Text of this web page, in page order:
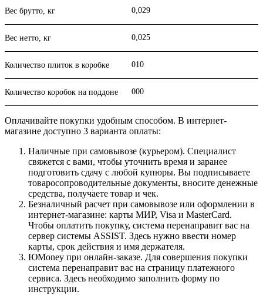
Вес брутто, кг 0,029
Вес нетто, кг 0,025
Количество плиток в коробке 010
Количество коробок на поддоне 000
Оплачивайте покупки удобным способом. В интернет-
магазине доступно 3 варианта оплаты:
Наличные при самовывозе (курьером). Специалист
свяжется с вами, чтобы уточнить время и заранее
подготовить сдачу с любой купюры. Вы подписываете
товаросопроводительные документы, вносите денежные
средства, получаете товар и чек.
Безналичный расчет при самовывозе или оформлении в
интернет-магазине: карты МИР, Visa и MasterCard.
Чтобы оплатить покупку, система перенаправит вас на
сервер системы ASSIST. Здесь нужно ввести номер
карты, срок действия и имя держателя.
ЮMoney при онлайн-заказе. Для совершения покупки
система перенаправит вас на страницу платежного
сервиса. Здесь необходимо заполнить форму по
инструкции.